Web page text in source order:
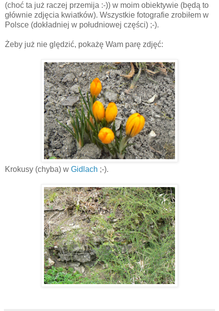
(choć ta już raczej przemija :-)) w moim obiektywie (będą to
głównie zdjęcia kwiatków). Wszystkie fotografie zrobiłem w
Polsce (dokładniej w południowej części) ;-).
Żeby już nie ględzić, pokażę Wam parę zdjęć:
Krokusy (chyba) w Gidlach ;-).